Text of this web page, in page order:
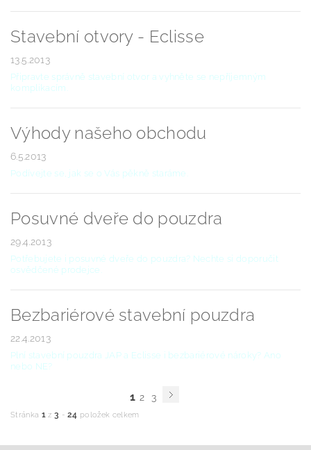
Stavební otvory - Eclisse
13.5.2013
Připravte správně stavební otvor a vyhněte se nepříjemným
komplikacím.
Výhody našeho obchodu
6.5.2013
Podívejte se, jak se o Vás pěkně staráme.
Posuvné dveře do pouzdra
29.4.2013
Potřebujete i posuvné dveře do pouzdra? Nechte si doporučit
osvědčené prodejce.
Bezbariérové stavební pouzdra
22.4.2013
Plní stavební pouzdra JAP a Eclisse i bezbariérové nároky? Ano
nebo NE?
1 2 3
Stránka 1z 3 -24 položek celkem